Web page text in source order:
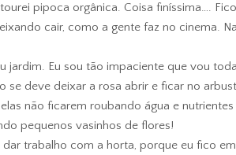
pipoca orgânica. Coisa finíssima….
cair, como a gente faz no cinema.
jardim. Eu sou tão impaciente que vou
se deve deixar a rosa abrir e ficar no
não ficarem roubando água e
pequenos vasinhos de flores!
trabalho com a horta, porque eu fico